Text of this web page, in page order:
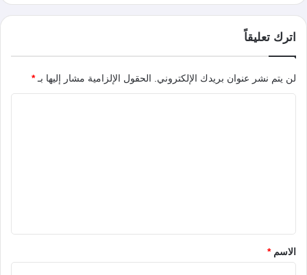
اترك تعليقاً
لن يتم نشر عنوان بريدك الإلكتروني. الحقول الإلزامية مشار إليها بـ*
*الاسم*